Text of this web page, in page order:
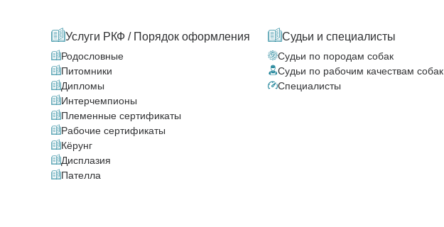
Услуги РКФ / Порядок оформления
Родословные
Питомники
Дипломы
Интерчемпионы
Племенные сертификаты
Рабочие сертификаты
Кёрунг
Дисплазия
Пателла
Судьи и специалисты
Судьи по породам собак
Судьи по рабочим качествам собак
Специалисты